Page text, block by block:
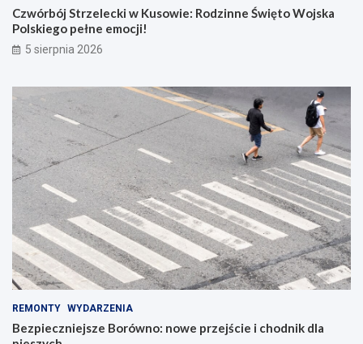
Czwórbój Strzelecki w Kusowie: Rodzinne Święto Wojska
Polskiego pełne emocji!
5 sierpnia 2026
REMONTY WYDARZENIA
Bezpieczniejsze Borówno: nowe przejście i chodnik dla